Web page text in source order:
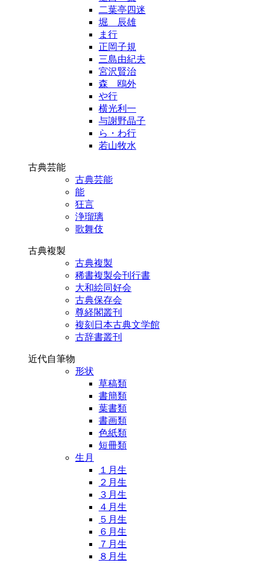
二葉亭四迷
堀 辰雄
ま行
正岡子規
三島由紀夫
宮沢賢治
森 鴎外
や行
横光利一
与謝野晶子
ら・わ行
若山牧水
古典芸能
古典芸能
能
狂言
浄瑠璃
歌舞伎
古典複製
古典複製
稀書複製会刊行書
大和絵同好会
古典保存会
尊経閣叢刊
複刻日本古典文学館
古辞書叢刊
近代自筆物
形状
草稿類
書簡類
葉書類
書画類
色紙類
短冊類
生月
１月生
２月生
３月生
４月生
５月生
６月生
７月生
８月生